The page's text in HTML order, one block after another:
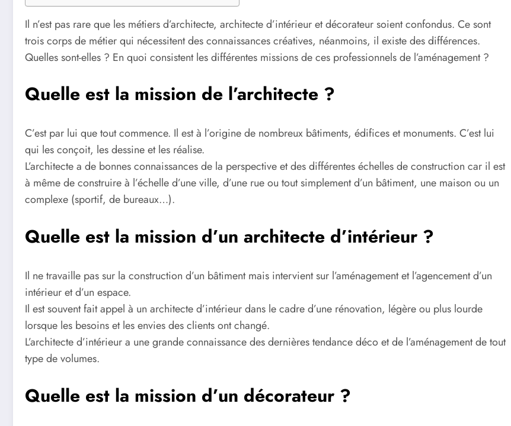
Il n’est pas rare que les métiers d’architecte, architecte d’intérieur et décorateur soient confondus. Ce sont
trois corps de métier qui nécessitent des connaissances créatives, néanmoins, il existe des différences.
Quelles sont-elles ? En quoi consistent les différentes missions de ces professionnels de l’aménagement ?
Quelle est la mission de l’architecte ?
C’est par lui que tout commence. Il est à l’origine de nombreux bâtiments, édifices et monuments. C’est lui
qui les conçoit, les dessine et les réalise.
L’architecte a de bonnes connaissances de la perspective et des différentes échelles de construction car il est
à même de construire à l’échelle d’une ville, d’une rue ou tout simplement d’un bâtiment, une maison ou un
complexe (sportif, de bureaux…).
Quelle est la mission d’un architecte d’intérieur ?
Il ne travaille pas sur la construction d’un bâtiment mais intervient sur l’aménagement et l’agencement d’un
intérieur et d’un espace.
Il est souvent fait appel à un architecte d’intérieur dans le cadre d’une rénovation, légère ou plus lourde
lorsque les besoins et les envies des clients ont changé.
L’architecte d’intérieur a une grande connaissance des dernières tendance déco et de l’aménagement de tout
type de volumes.
Quelle est la mission d’un décorateur ?